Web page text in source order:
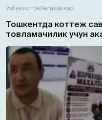
ЎзбекистонЯнгиликлар
Тошкентда коттеж
товламачилик учун